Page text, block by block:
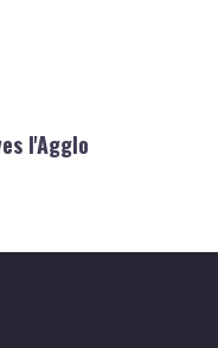
l'Agglo